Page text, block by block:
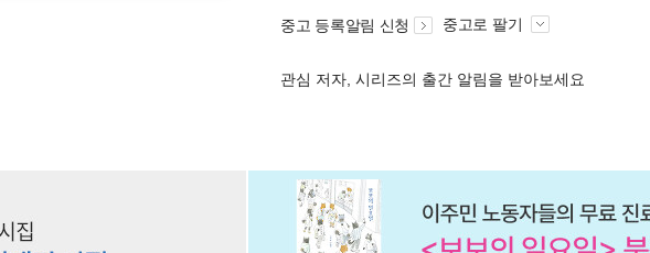
중고 등록알림 신청 중고로 팔기
관심 저자, 시리즈의 출간 알림을 받아보세요